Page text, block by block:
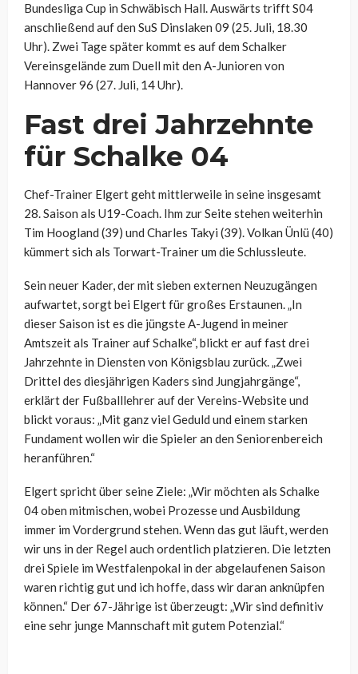
Bundesliga Cup in Schwäbisch Hall. Auswärts trifft S04
anschließend auf den SuS Dinslaken 09 (25. Juli, 18.30
Uhr). Zwei Tage später kommt es auf dem Schalker
Vereinsgelände zum Duell mit den A-Junioren von
Hannover 96 (27. Juli, 14 Uhr).
Fast drei Jahrzehnte
für Schalke 04
Chef-Trainer Elgert geht mittlerweile in seine insgesamt
28. Saison als U19-Coach. Ihm zur Seite stehen weiterhin
Tim Hoogland (39) und Charles Takyi (39). Volkan Ünlü (40)
kümmert sich als Torwart-Trainer um die Schlussleute.
Sein neuer Kader, der mit sieben externen Neuzugängen
aufwartet, sorgt bei Elgert für großes Erstaunen. „In
dieser Saison ist es die jüngste A-Jugend in meiner
Amtszeit als Trainer auf Schalke“, blickt er auf fast drei
Jahrzehnte in Diensten von Königsblau zurück. „Zwei
Drittel des diesjährigen Kaders sind Jungjahrgänge“,
erklärt der Fußballlehrer auf der Vereins-Website und
blickt voraus: „Mit ganz viel Geduld und einem starken
Fundament wollen wir die Spieler an den Seniorenbereich
heranführen.“
Elgert spricht über seine Ziele: „Wir möchten als Schalke
04 oben mitmischen, wobei Prozesse und Ausbildung
immer im Vordergrund stehen. Wenn das gut läuft, werden
wir uns in der Regel auch ordentlich platzieren. Die letzten
drei Spiele im Westfalenpokal in der abgelaufenen Saison
waren richtig gut und ich hoffe, dass wir daran anknüpfen
können.“ Der 67-Jährige ist überzeugt: „Wir sind definitiv
eine sehr junge Mannschaft mit gutem Potenzial.“